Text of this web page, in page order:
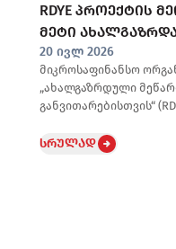
RDYE პროექტის
მეტი
20 ივლ 2026
მიკროსაფინანსო
„ახალგაზრდული
განვითარებისთვის“
სრულად